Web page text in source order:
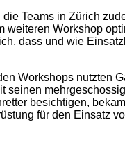
Teams in Zürich
Workshop
dass und wie
Workshops nutzten
besichtigen,
für den Einsatz